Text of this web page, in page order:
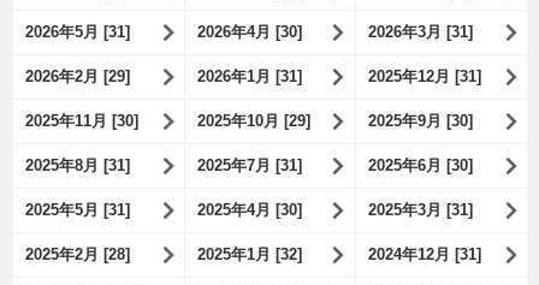
2026年5月 [31] 2026年4月 [30] 2026年3月 [31]
2026年2月 [29] 2026年1月 [31] 2025年12月 [31]
2025年11月 [30] 2025年10月 [29] 2025年9月 [30]
2025年8月 [31] 2025年7月 [31] 2025年6月 [30]
2025年5月 [31] 2025年4月 [30] 2025年3月 [31]
2025年2月 [28] 2025年1月 [32] 2024年12月 [31]